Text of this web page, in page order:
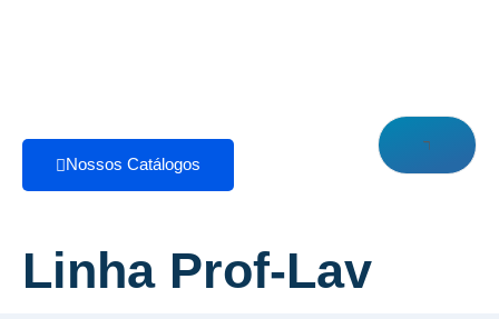
Nossos Catálogos
Linha Prof-Lav